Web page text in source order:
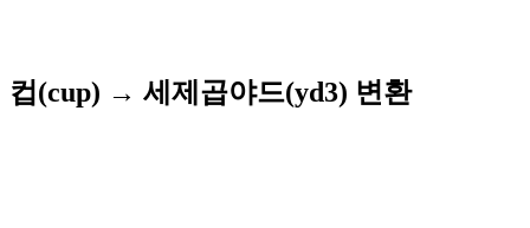
컵(cup) → 세제곱야드(yd3) 변환